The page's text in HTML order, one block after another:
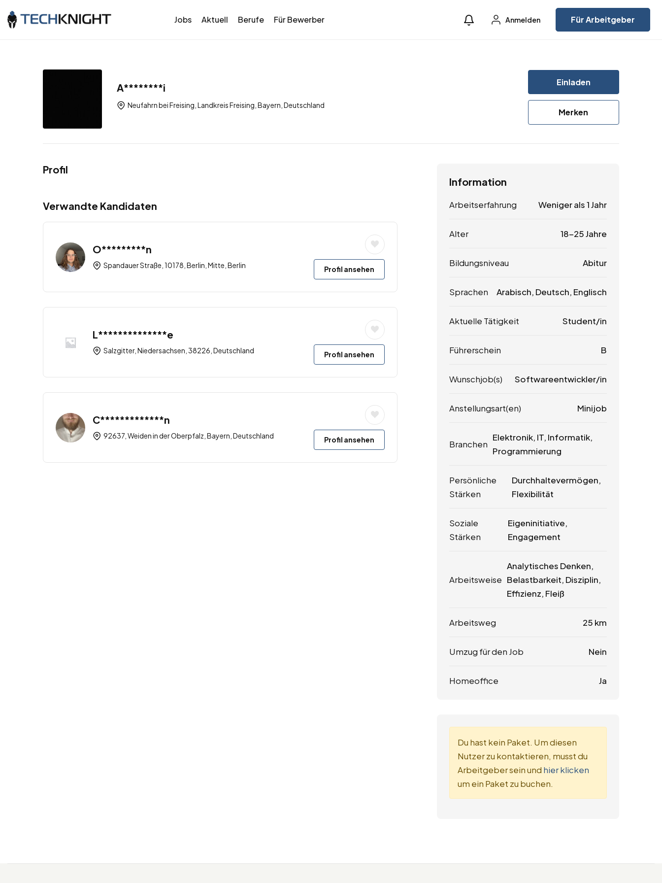
Jobs Aktuell Berufe Für Bewerber Anmelden Für Arbeitgeber
A********i
Neufahrn bei Freising, Landkreis Freising, Bayern, Deutschland
Einladen
Merken
Profil
Verwandte Kandidaten
O*********n
Spandauer Straße, 10178, Berlin, Mitte, Berlin Profil ansehen
L**************e
Salzgitter, Niedersachsen, 38226, Deutschland Profil ansehen
C*************n
92637, Weiden in der Oberpfalz, Bayern, Deutschland Profil ansehen
Information
Arbeitserfahrung Weniger als 1 Jahr
Alter 18-25 Jahre
Bildungsniveau Abitur
Sprachen Arabisch, Deutsch, Englisch
Aktuelle Tätigkeit Student/in
Führerschein B
Wunschjob(s) Softwareentwickler/in
Anstellungsart(en) Minijob
Branchen
Elektronik, IT, Informatik,
Programmierung
Persönliche
Stärken
Durchhaltevermögen,
Flexibilität
Soziale
Stärken
Eigeninitiative,
Engagement
Arbeitsweise
Analytisches Denken,
Belastbarkeit, Disziplin,
Effizienz, Fleiß
Arbeitsweg 25 km
Umzug für den Job Nein
Homeoffice Ja
Du hast kein Paket. Um diesen
Nutzer zu kontaktieren, musst du
Arbeitgeber sein und hier klicken
um ein Paket zu buchen.